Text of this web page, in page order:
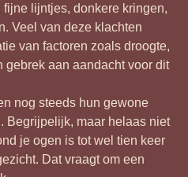
lijntjes, donkere kringen,
Veel van deze klachten
van factoren zoals droogte,
gebrek aan aandacht voor dit
nog steeds hun gewone
Begrijpelijk, maar helaas niet
je ogen is tot wel tien keer
Dat vraagt om een